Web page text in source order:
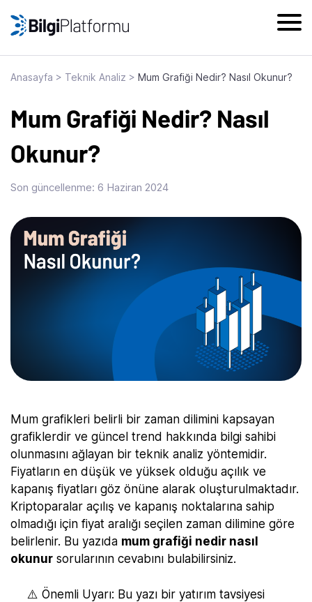
Anasayfa > Teknik Analiz > Mum Grafiği Nedir? Nasıl Okunur?
Mum Grafiği Nedir? Nasıl
Okunur?
Son güncellenme: 6 Haziran 2024
Mum grafikleri belirli bir zaman dilimini kapsayan
grafiklerdir ve güncel trend hakkında bilgi sahibi
olunmasını ağlayan bir teknik analiz yöntemidir.
Fiyatların en düşük ve yüksek olduğu açılık ve
kapanış fiyatları göz önüne alarak oluşturulmaktadır.
Kriptoparalar açılış ve kapanış noktalarına sahip
olmadığı için fiyat aralığı seçilen zaman dilimine göre
belirlenir. Bu yazıda mum grafiği nedir nasıl
okunur sorularının cevabını bulabilirsiniz.
⚠️ Önemli Uyarı: Bu yazı bir yatırım tavsiyesi